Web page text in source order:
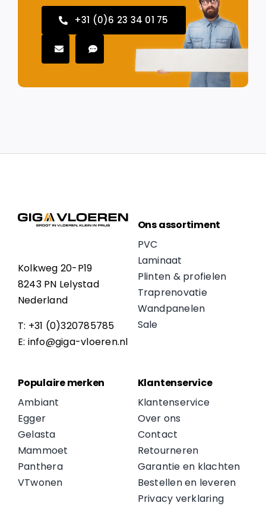
+31 (0)6 23 34 01 75
Kolkweg 20-P19
8243 PN Lelystad
Nederland
T: +31 (0)320785785
E: info@giga-vloeren.nl
Ons assortiment
PVC
Laminaat
Plinten & profielen
Traprenovatie
Wandpanelen
Sale
Populaire merken
Ambiant
Egger
Gelasta
Mammoet
Panthera
VTwonen
Klantenservice
Klantenservice
Over ons
Contact
Retourneren
Garantie en klachten
Bestellen en leveren
Privacy verklaring